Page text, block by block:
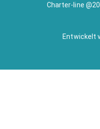
Charter-line
Entwickelt